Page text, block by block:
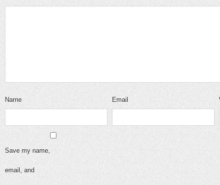
Name Email
Save my name,
email, and